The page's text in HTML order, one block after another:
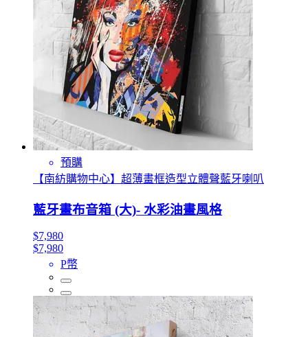
預購
【南紡購物中心】超薄畫框造型立體聲藍牙喇叭
藍牙畫布音箱 (大)- 水彩油畫風格
$7,980
$7,980
P幣